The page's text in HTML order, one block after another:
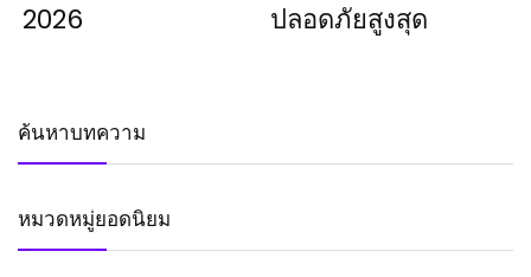
2026
ปลอดภัยสูงสุด
ค้นหาบทความ
หมวดหมู่ยอดนิยม